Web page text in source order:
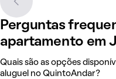
Perguntas
apartamento em
Quais são as opções
aluguel no QuintoAndar?